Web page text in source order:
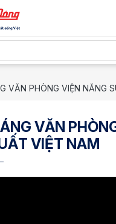
VĂN PHÒNG VIỆN NĂNG
VĂN
VIỆT NAM